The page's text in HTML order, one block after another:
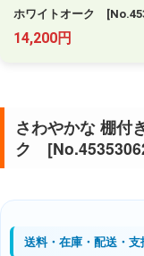
ホワイトオーク
14,200円
さわやかな 棚付
ク
送料・在庫・配送・